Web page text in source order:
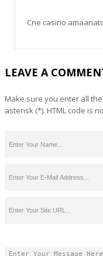
Cne casino
LEAVE A
Make sure you enter all
asterisk (*). HTML code is